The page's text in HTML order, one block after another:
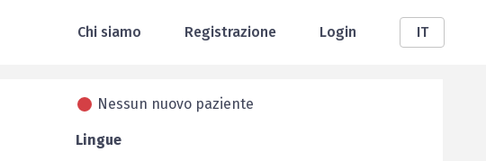
Chi siamo Registrazione Login IT
Nessun nuovo paziente
Lingue